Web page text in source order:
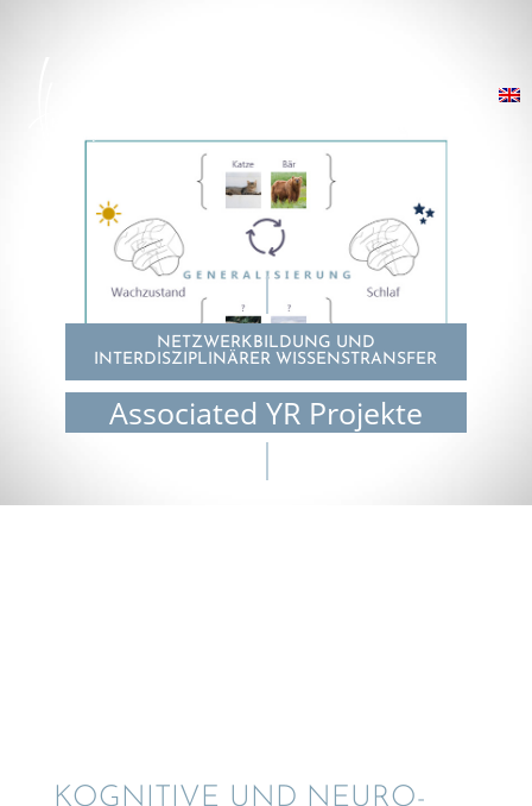
NETZWERKBILDUNG UND
INTERDISZIPLINÄRER WISSENSTRANSFER
Associated YR Projekte
KOGNI­TIVE UND NEURO­